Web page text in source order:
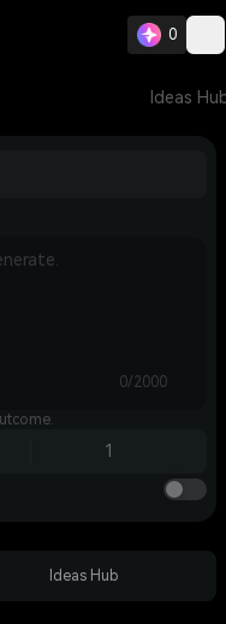
0
Ideas
0/2000
1
Ideas Hub